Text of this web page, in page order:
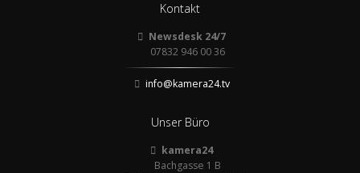
Kontakt
Newsdesk 24/7
07832 946 00 36
info@kamera24.tv
Unser Büro
kamera24
Bachgasse 1 B